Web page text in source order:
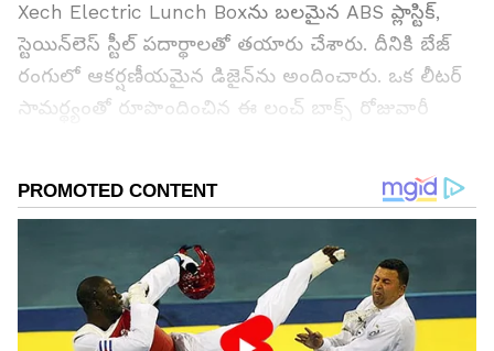
Xech Electric Lunch Box‌ను బలమైన ABS ప్లాస్టిక్,
స్టెయిన్‌లెస్ స్టీల్ పదార్థాలతో తయారు చేశారు. దీనికి బేజ్
రంగులో ఆకర్షణీయమైన డిజైన్‌ను అందించారు. ఒక లీటర్
సామర్థ్యంతో రూపొందించిన ఈ లంచ్ బాక్స్ రోజువారీ
ఎక్కువగా లేకపోవడంతో ఉద్యోగులు, విద్యార్థులు సులభంగా
తమతో పాటు తీసుకెళ్లవచ్చు. బ‌య‌టి భాగం వేడి
సమయంలో చేతులకు ఎలాంటి ఇబ్బంది ఉండదు. ధ‌ర
విష‌యానికొస్తే ఈ లాంచ్ బాక్స్ అస‌లు ధ‌ర రూ. 4,999
కాగా అమెజాన్‌లో ఏకంగా 64 శాతం డిస్కౌంట్‌తో రూ.